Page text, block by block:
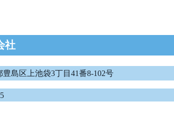
社
豊島区上池袋3丁目41番8-102号